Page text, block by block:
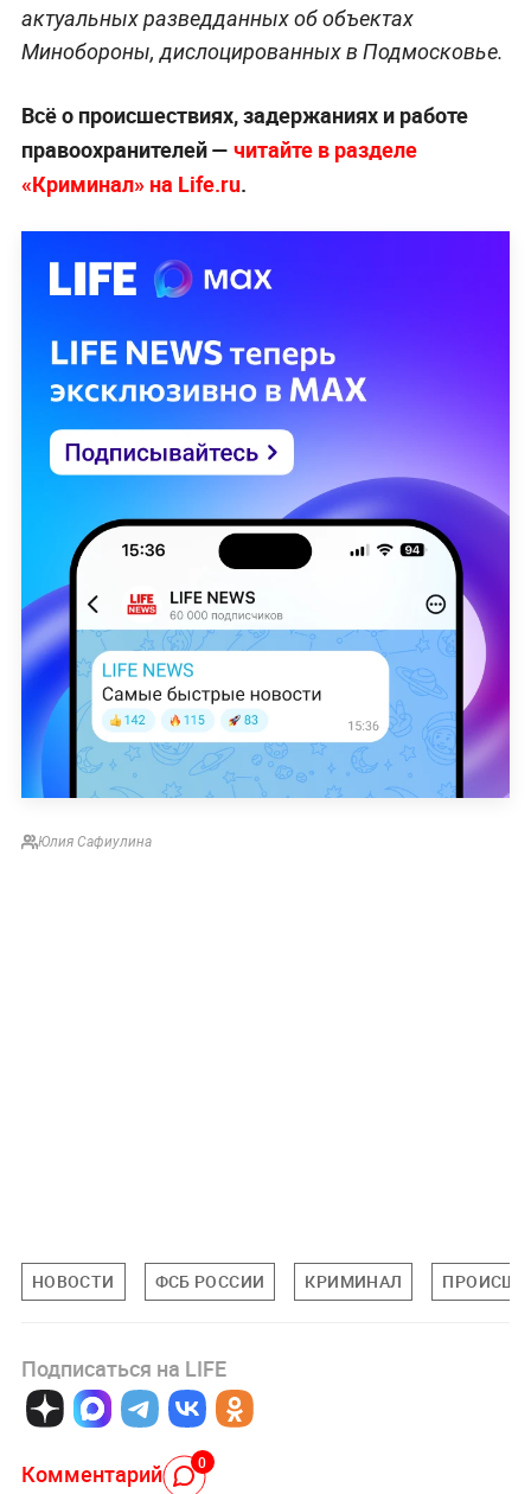
актуальных разведданных об объектах
Минобороны, дислоцированных в Подмосковье.
Всё о происшествиях, задержаниях и работе
правоохранителей — читайте в разделе
«Криминал» на Life.ru.
Юлия Сафиулина
НОВОСТИ ФСБ РОССИИ КРИМИНАЛ
Подписаться на LIFE
Комментарий 0